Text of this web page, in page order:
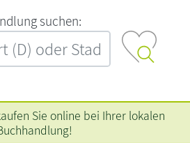
‍s‍u‍c‍h‍e‍n‍:‍
Sie online bei Ihrer lokalen